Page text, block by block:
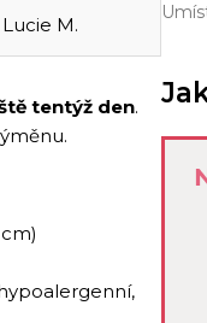
M.
tentýž den.